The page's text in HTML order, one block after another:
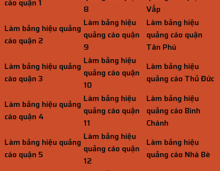
cáo quận 1
8
Vấp
Làm bảng hiệu quảng
cáo quận 2
Làm bảng hiệu
quảng cáo quận
9
Làm bảng hiệu
quảng cáo quận
Tân Phú
Làm bảng hiệu quảng
cáo quận 3
Làm bảng hiệu
quảng cáo quận
10
Làm bảng hiệu
quảng cáo Thủ Đức
Làm bảng hiệu quảng
cáo quận 4
Làm bảng hiệu
quảng cáo quận
11
Làm bảng hiệu
quảng cáo Bình
Chánh
Làm bảng hiệu quảng
cáo quận 5
Làm bảng hiệu
quảng cáo quận
12
Làm bảng hiệu
quảng cáo Nhà Bè